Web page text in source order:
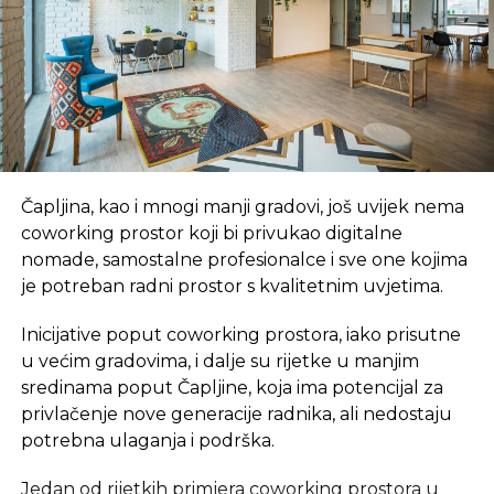
Čapljina, kao i mnogi manji gradovi, još uvijek nema
coworking prostor koji bi privukao digitalne
nomade, samostalne profesionalce i sve one kojima
je potreban radni prostor s kvalitetnim uvjetima.
Inicijative poput coworking prostora, iako prisutne
u većim gradovima, i dalje su rijetke u manjim
sredinama poput Čapljine, koja ima potencijal za
privlačenje nove generacije radnika, ali nedostaju
potrebna ulaganja i podrška.
Jedan od rijetkih primjera coworking prostora u